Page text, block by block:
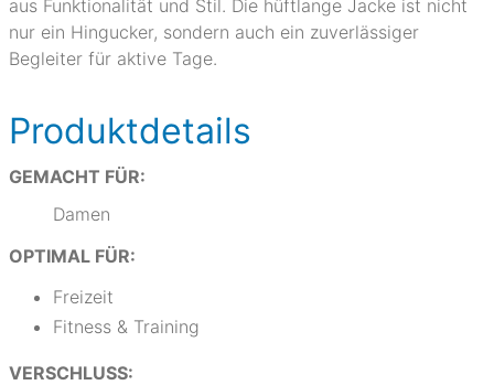
aus Funktionalität und Stil. Die hüftlange Jacke ist nicht
nur ein Hingucker, sondern auch ein zuverlässiger
Begleiter für aktive Tage.
Produktdetails
GEMACHT FÜR:
Damen
OPTIMAL FÜR:
Freizeit
Fitness & Training
VERSCHLUSS: